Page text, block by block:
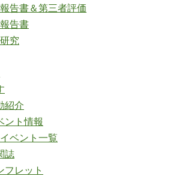
告書＆第三者評価
告書
究
紹介
ント情報
ベント一覧
誌
フレット